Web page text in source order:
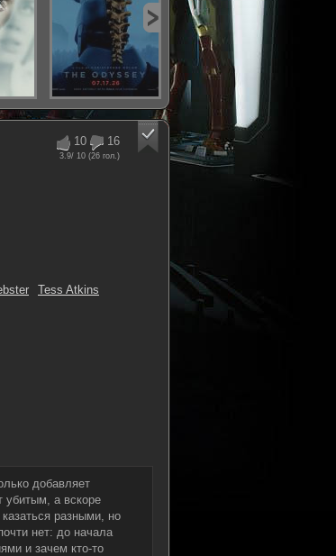
10 16
3.9/ 10 (26 гол.)
Tess Atkins
добавляет
убитым, а вскоре
разными, но
нет: до начала
и зачем кто-то